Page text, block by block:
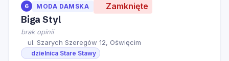
6 MODA DAMSKA Zamknięte
Biga Styl
brak opinii
ul. Szarych Szeregów 12, Oświęcim
dzielnica Stare Stawy